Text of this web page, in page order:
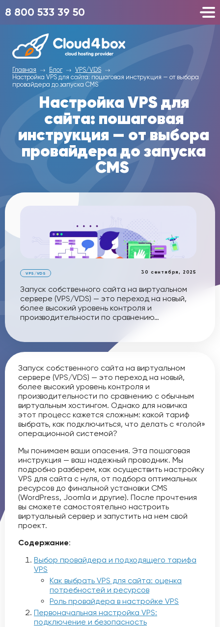
8 800 533 39 50
Главная Блог
VPS/VDS
Настройка VPS для сайта: пошаговая инструкция — от выбора
провайдера до запуска CMS
Настройка VPS для
сайта: пошаговая
инструкция — от выбора
провайдера до запуска
CMS
30 сентября, 2025
VPS/VDS
Запуск собственного сайта на виртуальном
сервере (VPS/VDS) — это переход на новый,
более высокий уровень контроля и
производительности по сравнению…
Запуск собственного сайта на виртуальном
сервере (VPS/VDS) — это переход на новый,
более высокий уровень контроля и
производительности по сравнению с обычным
виртуальным хостингом. Однако для новичка
этот процесс кажется сложным: какой тариф
выбрать, как подключиться, что делать с «голой»
операционной системой?
Мы понимаем ваши опасения. Эта пошаговая
инструкция — ваш надежный проводник. Мы
подробно разберем, как осуществить настройку
VPS для сайта с нуля, от подбора оптимальных
ресурсов до финальной установки CMS
(WordPress, Joomla и другие). После прочтения
вы сможете самостоятельно настроить
виртуальный сервер и запустить на нем свой
проект.
Содержание:
Выбор провайдера и подходящего тарифа
VPS
Как выбрать VPS для сайта: оценка
потребностей и ресурсов
Роль провайдера в настройке VPS
Первоначальная настройка VPS:
подключение и безопасность